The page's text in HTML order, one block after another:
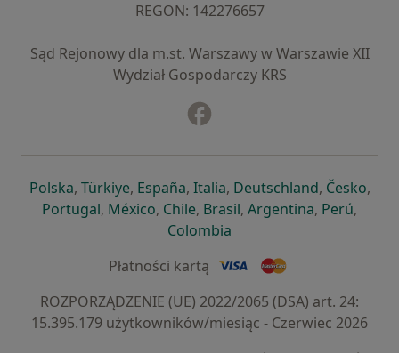
REGON: ⁠142276657
Sąd Rejonowy dla m.st. Warszawy w Warszawie XII
Wydział Gospodarczy KRS
Polskaotwiera się w nowej karcie
, Türkiyeotwiera się w nowej karcie
, Españaotwiera się w nowej karcie
, Italiaotwiera się w nowej
, Deutschlandotwiera się
, Česko,
Portugalotwiera się w nowej karcie
, Méxicootwiera się w nowej karcie
, Chileotwiera się w nowej karcie
, Brasilotwiera się w nowej
, Argentinaotwiera się
, Perú,
Colombia
Płatności kartą
ROZPORZĄDZENIE (UE) 2022/2065 (DSA) art. 24:
15.395.179 użytkowników/miesiąc - Czerwiec 2026